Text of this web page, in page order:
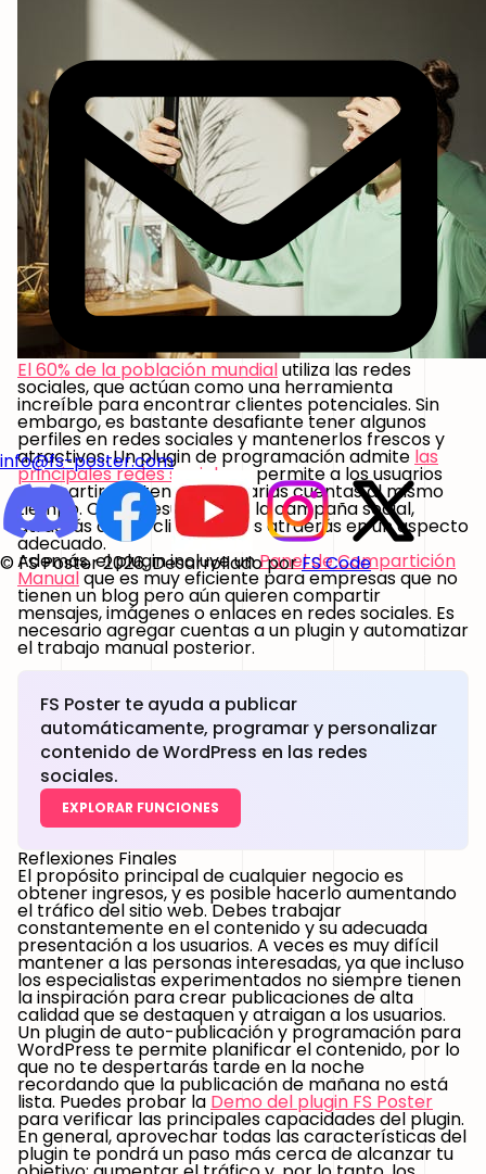
info@fs-poster.com
© FS Poster 2026. Desarrollado porFS Code
El 60% de la población mundialutiliza las redes
sociales, que actúan como una herramienta
increíble para encontrar clientes potenciales. Sin
embargo, es bastante desafiante tener algunos
perfiles en redes sociales y mantenerlos frescos y
atractivos. Un plugin de programación admite las
principales redes sociales y permite a los usuarios
compartir contenido con varias cuentas al mismo
tiempo. Como resultado de la campaña social,
atraerás a más clientes y les atraerás en un aspecto
adecuado.
Además, el plugin incluye unPanel de Compartición
Manualque es muy eficiente para empresas que no
tienen un blog pero aún quieren compartir
mensajes, imágenes o enlaces en redes sociales. Es
necesario agregar cuentas a un plugin y automatizar
el trabajo manual posterior.
FS Poster te ayuda a publicar
automáticamente, programar y personalizar
contenido de WordPress en las redes
sociales.
EXPLORAR FUNCIONES
Reflexiones Finales
El propósito principal de cualquier negocio es
obtener ingresos, y es posible hacerlo aumentando
el tráfico del sitio web. Debes trabajar
constantemente en el contenido y su adecuada
presentación a los usuarios. A veces es muy difícil
mantener a las personas interesadas, ya que incluso
los especialistas experimentados no siempre tienen
la inspiración para crear publicaciones de alta
calidad que se destaquen y atraigan a los usuarios.
Un plugin de auto-publicación y programación para
WordPress te permite planificar el contenido, por lo
que no te despertarás tarde en la noche
recordando que la publicación de mañana no está
lista. Puedes probar la Demo del plugin FS Poster
para verificar las principales capacidades del plugin.
En general, aprovechar todas las características del
plugin te pondrá un paso más cerca de alcanzar tu